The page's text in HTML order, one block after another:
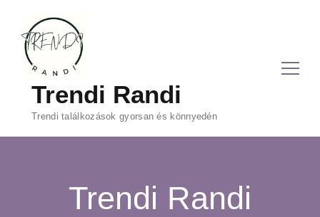
Trendi Randi
Trendi találkozások gyorsan és könnyedén
Trendi Randi